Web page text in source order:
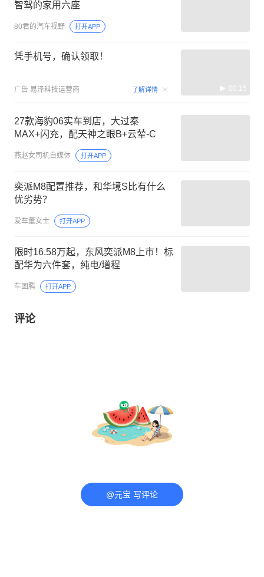
智驾的家用六座
80君的汽车视野 打开APP
凭手机号，确认领取！
广告 易泽科技运营商 了解详情 00:15
27款海豹06实车到店，大过秦
MAX+闪充，配天神之眼B+云辇-C
燕赵女司机自媒体 打开APP
奕派M8配置推荐，和华境S比有什么
优劣势？
爱车董女士 打开APP
限时16.58万起，东风奕派M8上市！标
配华为六件套，纯电/增程
车图腾 打开APP
评论
@元宝 写评论